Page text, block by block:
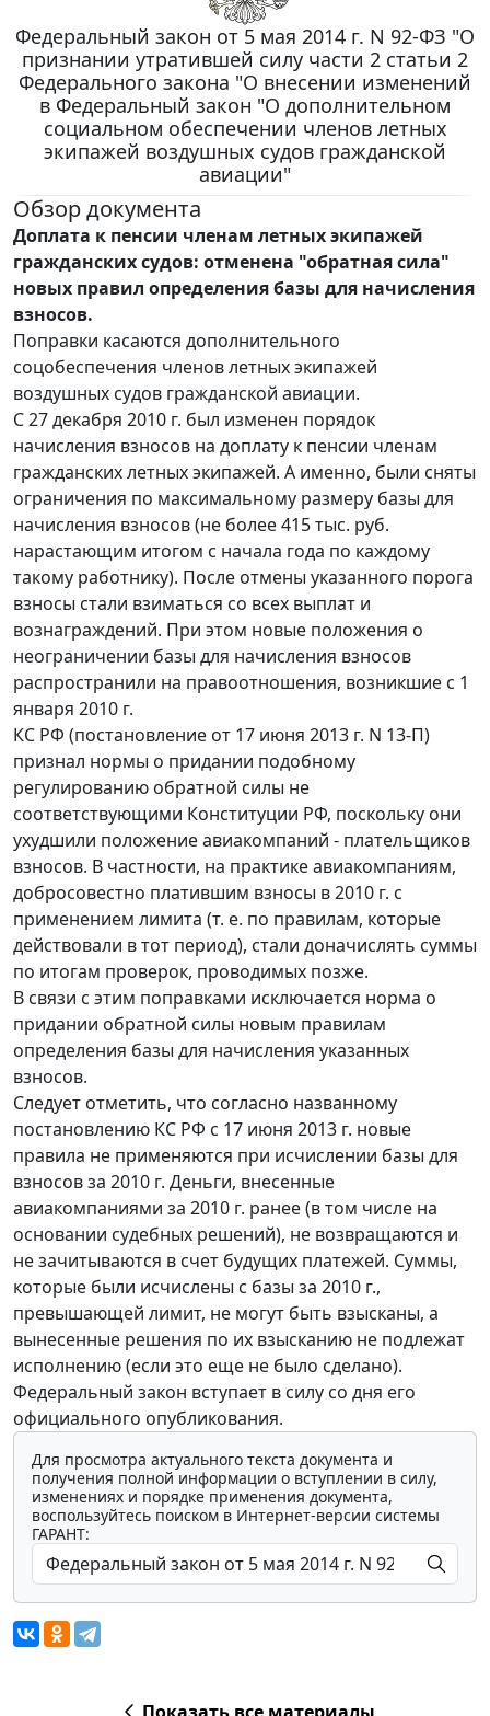
Федеральный закон от 5 мая 2014 г. N 92-ФЗ "О
признании утратившей силу части 2 статьи 2
Федерального закона "О внесении изменений
в Федеральный закон "О дополнительном
социальном обеспечении членов летных
экипажей воздушных судов гражданской
авиации"
Обзор документа
Доплата к пенсии членам летных экипажей
гражданских судов: отменена "обратная сила"
новых правил определения базы для начисления
взносов.
Поправки касаются дополнительного
соцобеспечения членов летных экипажей
воздушных судов гражданской авиации.
С 27 декабря 2010 г. был изменен порядок
начисления взносов на доплату к пенсии членам
гражданских летных экипажей. А именно, были сняты
ограничения по максимальному размеру базы для
начисления взносов (не более 415 тыс. руб.
нарастающим итогом с начала года по каждому
такому работнику). После отмены указанного порога
взносы стали взиматься со всех выплат и
вознаграждений. При этом новые положения о
неограничении базы для начисления взносов
распространили на правоотношения, возникшие с 1
января 2010 г.
КС РФ (постановление от 17 июня 2013 г. N 13-П)
признал нормы о придании подобному
регулированию обратной силы не
соответствующими Конституции РФ, поскольку они
ухудшили положение авиакомпаний - плательщиков
взносов. В частности, на практике авиакомпаниям,
добросовестно платившим взносы в 2010 г. с
применением лимита (т. е. по правилам, которые
действовали в тот период), стали доначислять суммы
по итогам проверок, проводимых позже.
В связи с этим поправками исключается норма о
придании обратной силы новым правилам
определения базы для начисления указанных
взносов.
Следует отметить, что согласно названному
постановлению КС РФ с 17 июня 2013 г. новые
правила не применяются при исчислении базы для
взносов за 2010 г. Деньги, внесенные
авиакомпаниями за 2010 г. ранее (в том числе на
основании судебных решений), не возвращаются и
не зачитываются в счет будущих платежей. Суммы,
которые были исчислены с базы за 2010 г.,
превышающей лимит, не могут быть взысканы, а
вынесенные решения по их взысканию не подлежат
исполнению (если это еще не было сделано).
Федеральный закон вступает в силу со дня его
официального опубликования.
Для просмотра актуального текста документа и
получения полной информации о вступлении в силу,
изменениях и порядке применения документа,
воспользуйтесь поиском в Интернет-версии системы
ГАРАНТ: